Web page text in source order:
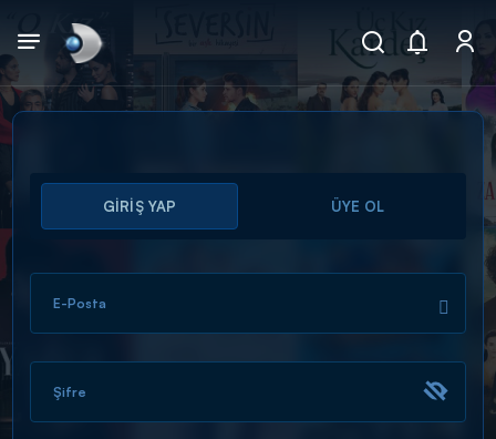
Arama
ARAMA SONUÇLARI
GİRİŞ YAP ÜYE OL
E-Posta
Şifre